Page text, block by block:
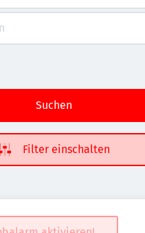
Suchen
Filter einschalten